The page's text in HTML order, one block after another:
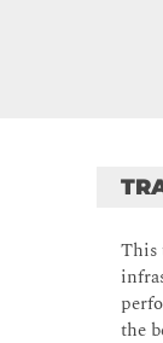
This
the